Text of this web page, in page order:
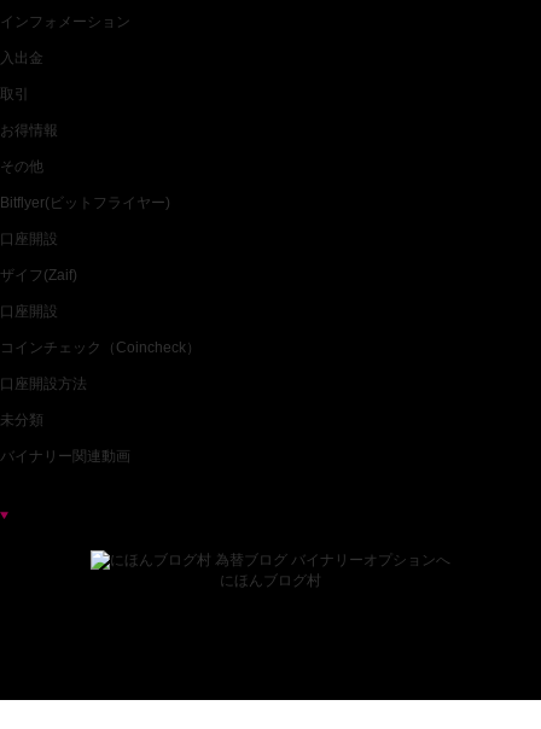
インフォメーション
入出金
取引
お得情報
その他
Bitflyer(ビットフライヤー)
口座開設
ザイフ(Zaif)
口座開設
コインチェック（Coincheck）
口座開設方法
未分類
バイナリー関連動画
にほんブログ村